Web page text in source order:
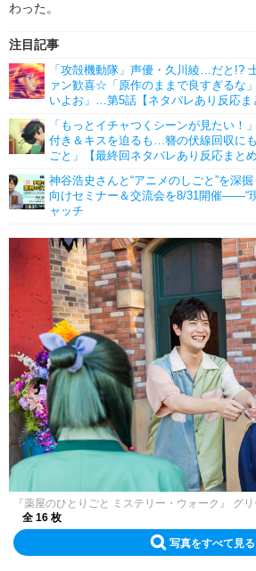
わった。
注目記事
「攻殻機動隊」声優・久川綾…だと!?
ァン歓喜☆「原作のままで良すぎるな
いよお」…第5話【ネタバレあり反応ま
「もっとイチャつくシーンが見たい！
付き＆キスを迫るも…簪の伏線回収に
ごと」【最終回ネタバレあり反応まとめ
神谷浩史さんと“アニメのしごと”を深
向けセミナー＆交流会を8/31開催――“
ャッチ
『薬屋のひとりごと ミステリー・ウォーク』 グ
全 16 枚
写真をすべて見る